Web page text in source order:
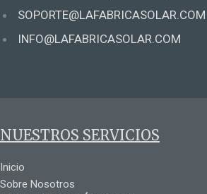
SOPORTE@LAFABRICASOLAR.COM
INFO@LAFABRICASOLAR.COM
NUESTROS SERVICIOS
Inicio
Sobre Nosotros